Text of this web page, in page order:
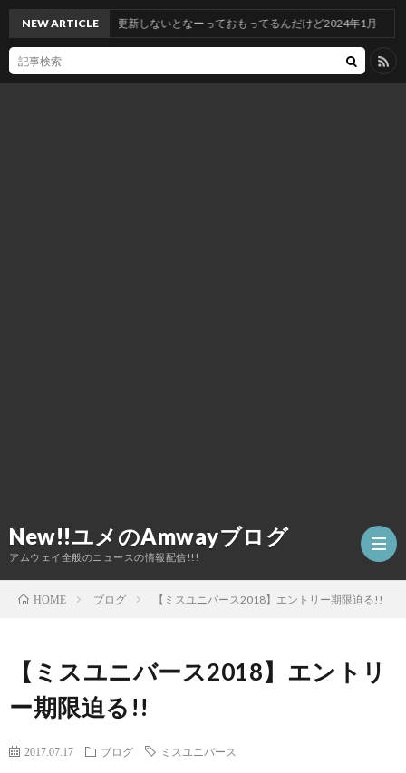
New!!ユメのAmwayブログ
アムウェイ全般のニュースの情報配信!!!
NEW ARTICLE
たまには更新しないとなーっておもってるんだけど2024年1月
HOME ブログ 【ミスユニバース2018】エントリー期限迫る!!
【ミスユニバース2018】エントリ
ー期限迫る!!
2017.07.17 ブログ ミスユニバース